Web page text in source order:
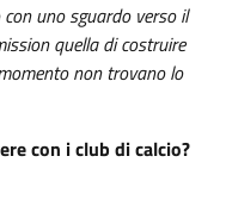
uno sguardo verso il
quella di costruire
non trovano lo
con i club di calcio?